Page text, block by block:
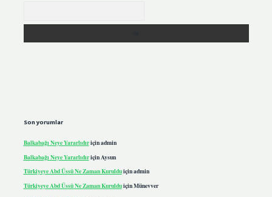
Son yorumlar
Balkabağı Neye Yararlıdıriçinadmin
Balkabağı Neye Yararlıdıriçin Aysun
Türkiyeye Abd Üssü Ne Zaman Kurulduiçinadmin
Türkiyeye Abd Üssü Ne Zaman KurulduiçinMünevver